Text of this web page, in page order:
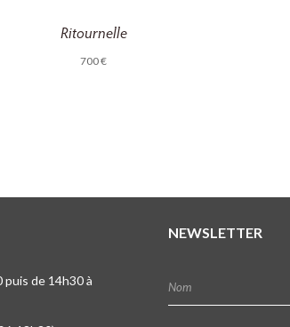
Ritournelle
700€
puis de 14h30 à
NEWSLETTER